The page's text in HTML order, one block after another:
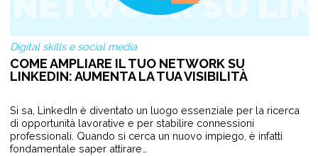
Digital skills e social media
COME AMPLIARE IL TUO NETWORK SU
LINKEDIN: AUMENTA LA TUA VISIBILITÀ
Si sa, LinkedIn è diventato un luogo essenziale per la ricerca
di opportunità lavorative e per stabilire connessioni
professionali. Quando si cerca un nuovo impiego, è infatti
fondamentale saper attirare…